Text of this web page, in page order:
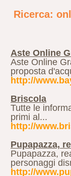
Ricerca:
Aste Online
Aste Online
proposta
http://
Briscola
Tutte le
primi al...
http://
Pupapazza,
Pupapazza,
personaggi
http://